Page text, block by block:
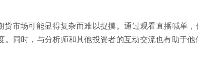
货市场可能显得复杂而难以捉摸。通过观看直播喊单
同时，与分析师和其他投资者的互动交流也有助于他